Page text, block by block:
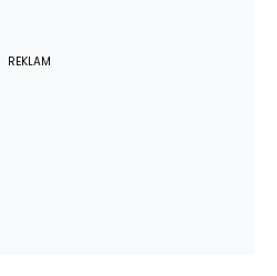
REKLAM